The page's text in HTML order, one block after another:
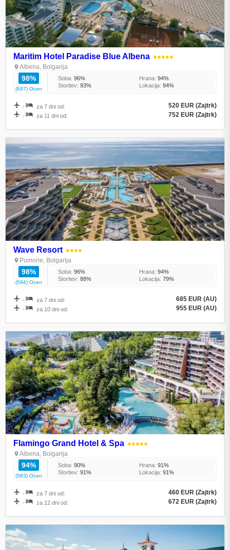
Maritim Hotel Paradise Blue Albena ●●●●●
Albena, Bolgarija
98%
(697) Ocen
Soba: 96% Hrana: 94%
Storitev: 93% Lokacija: 94%
+ za 7 dni od: 520 EUR (Zajtrk)
+ za 11 dni od: 752 EUR (Zajtrk)
Wave Resort ●●●●
Pomorie, Bolgarija
98%
(594) Ocen
Soba: 96% Hrana: 94%
Storitev: 88% Lokacija: 79%
+ za 7 dni od: 685 EUR (AU)
+ za 10 dni od: 955 EUR (AU)
Flamingo Grand Hotel & Spa ●●●●●
Albena, Bolgarija
94%
(583) Ocen
Soba: 90% Hrana: 91%
Storitev: 91% Lokacija: 91%
+ za 7 dni od: 460 EUR (Zajtrk)
+ za 12 dni od: 672 EUR (Zajtrk)